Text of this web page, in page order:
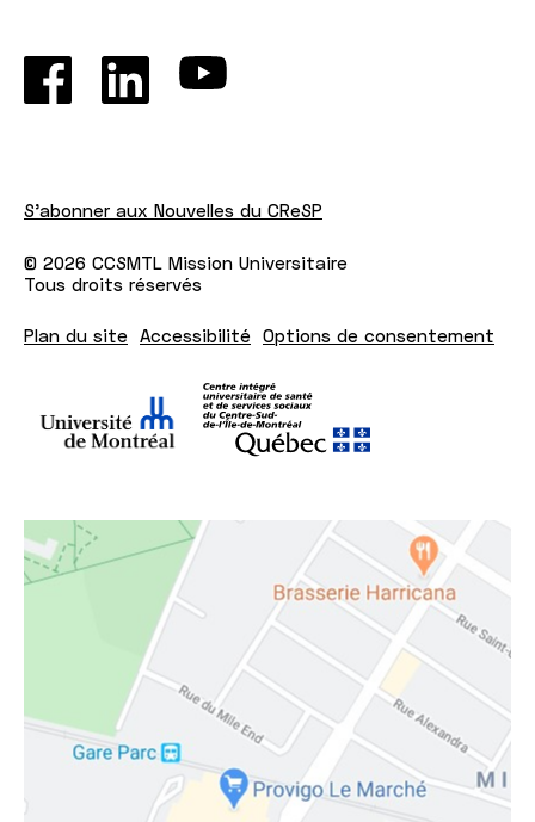
© 2026 CCSMTL Mission Universitaire
Tous droits réservés
Plan du site Accessibilité Options de consentement
S'abonner aux Nouvelles du CReSP